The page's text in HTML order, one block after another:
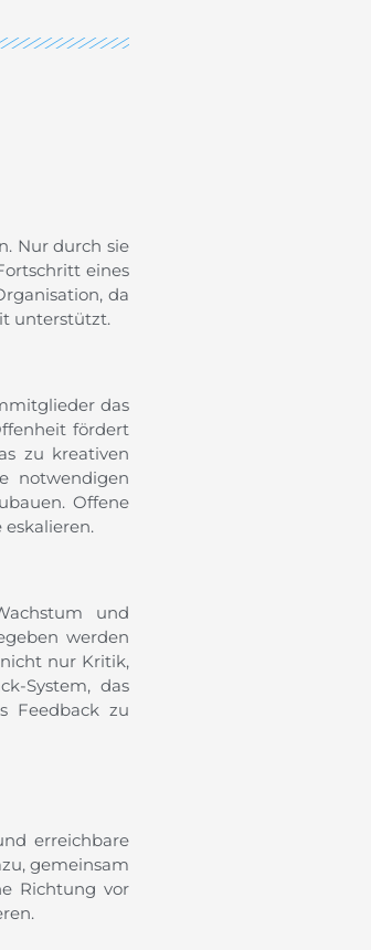
Nur durch sie
eines
da
unterstützt.
das
fördert
zu kreativen
notwendigen
Offene
und
werden
nur Kritik,
System, das
Feedback zu
erreichbare
gemeinsam
Richtung vor